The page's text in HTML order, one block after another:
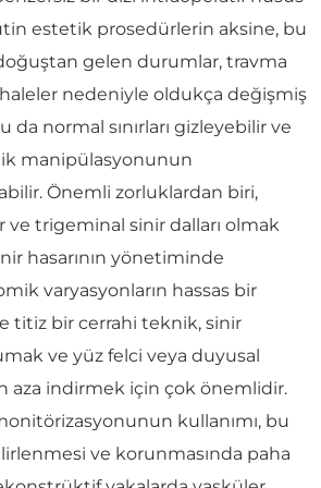
estetik prosedürlerin aksine, bu
gelen durumlar, travma
nedeniyle oldukça değişmiş
da normal sınırları gizleyebilir ve
manipülasyonunun
Önemli zorluklardan biri,
ve trigeminal sinir dalları olmak
hasarının yönetiminde
varyasyonların hassas bir
titiz bir cerrahi teknik, sinir
ve yüz felci veya duyusal
aza indirmek için çok önemlidir.
kullanımı, bu
ve korunmasında paha